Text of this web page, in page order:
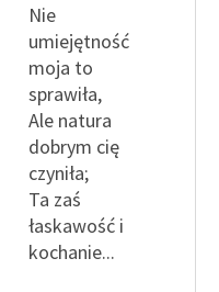
Nie
umiejętność
moja to
sprawiła,
Ale natura
dobrym cię
czyniła;
Ta zaś
łaskawość i
kochanie...